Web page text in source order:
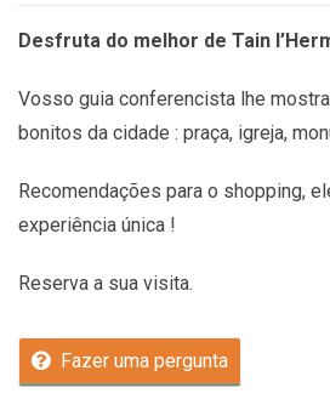
Desfruta do melhor de Tain
Vosso guia conferencista lhe
bonitos da cidade : praça, igreja,
Recomendações para o shopping,
experiência única !
Reserva a sua visita.
Fazer uma pergunta